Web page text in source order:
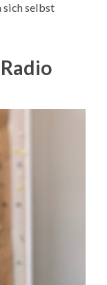
sich selbst